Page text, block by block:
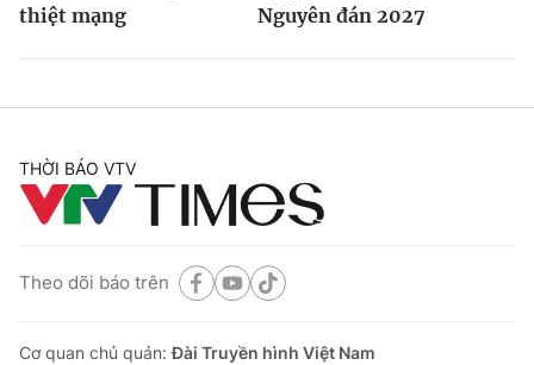
thiệt mạng
Nguyên đán 2027
THỜI BÁO VTV
Theo dõi báo trên
Cơ quan chủ quản:Đài Truyền hình Việt Nam